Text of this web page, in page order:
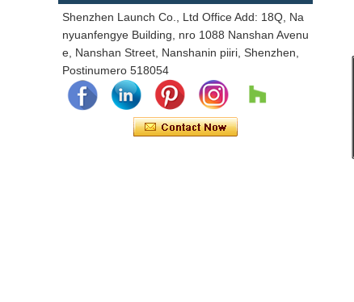
Shenzhen Launch Co., Ltd Office Add: 18Q, Na
nyuanfengye Building, nro 1088 Nanshan Avenu
e, Nanshan Street, Nanshanin piiri, Shenzhen,
Postinumero 518054